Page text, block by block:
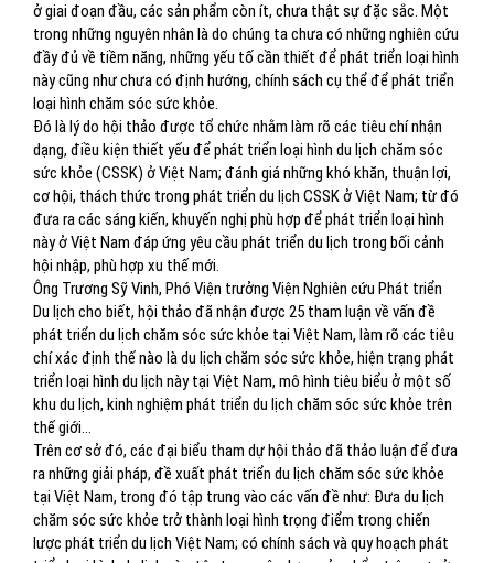
ở giai đoạn đầu, các sản phẩm còn ít, chưa thật sự đặc sắc. Một
trong những nguyên nhân là do chúng ta chưa có những nghiên cứu
đầy đủ về tiềm năng, những yếu tố cần thiết để phát triển loại hình
này cũng như chưa có định hướng, chính sách cụ thể để phát triển
loại hình chăm sóc sức khỏe.
Đó là lý do hội thảo được tổ chức nhằm làm rõ các tiêu chí nhận
dạng, điều kiện thiết yếu để phát triển loại hình du lịch chăm sóc
sức khỏe (CSSK) ở Việt Nam; đánh giá những khó khăn, thuận lợi,
cơ hội, thách thức trong phát triển du lịch CSSK ở Việt Nam; từ đó
đưa ra các sáng kiến, khuyến nghị phù hợp để phát triển loại hình
này ở Việt Nam đáp ứng yêu cầu phát triển du lịch trong bối cảnh
hội nhập, phù hợp xu thế mới.
Ông Trương Sỹ Vinh, Phó Viện trưởng Viện Nghiên cứu Phát triển
Du lịch cho biết, hội thảo đã nhận được 25 tham luận về vấn đề
phát triển du lịch chăm sóc sức khỏe tại Việt Nam, làm rõ các tiêu
chí xác định thế nào là du lịch chăm sóc sức khỏe, hiện trạng phát
triển loại hình du lịch này tại Việt Nam, mô hình tiêu biểu ở một số
khu du lịch, kinh nghiệm phát triển du lịch chăm sóc sức khỏe trên
thế giới…
Trên cơ sở đó, các đại biểu tham dự hội thảo đã thảo luận để đưa
ra những giải pháp, đề xuất phát triển du lịch chăm sóc sức khỏe
tại Việt Nam, trong đó tập trung vào các vấn đề như: Đưa du lịch
chăm sóc sức khỏe trở thành loại hình trọng điểm trong chiến
lược phát triển du lịch Việt Nam; có chính sách và quy hoạch phát